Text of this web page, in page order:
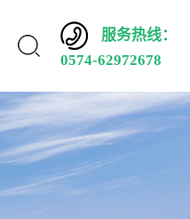
服务热线：
0574-62972678